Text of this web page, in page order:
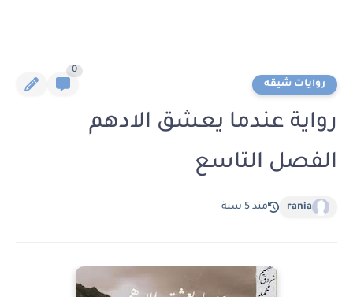
روايات شيقه
0
رواية عندما يعشق الادهم
الفصل التاسع
rania منذ 5 سنة